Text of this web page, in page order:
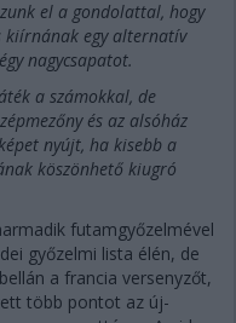
el a gondolattal, hogy
kiírnának egy alternatív
nagycsapatot.
a számokkal, de
és az alsóház
nyújt, ha kisebb a
köszönhető kiugró
futamgyőzelmével
győzelmi lista élén, de
a francia versenyzőt,
több pontot az új-